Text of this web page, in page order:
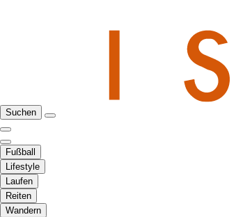
Suchen
Fußball
Lifestyle
Laufen
Reiten
Wandern